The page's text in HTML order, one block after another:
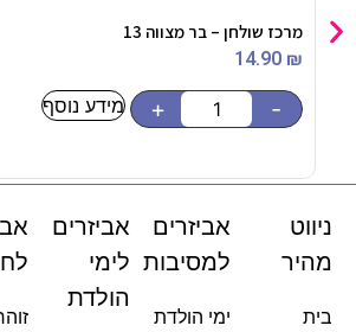
מרכז שולחן – בר מצווה 13
14.90 ₪
-
+ מידע נוסף
ניווט
מהיר
בית
אביזרים
למסיבות
ימי הולדת
אביזרים
לימי
הולדת